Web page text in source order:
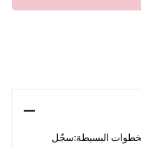
الخطوات البسيطة:سجّل